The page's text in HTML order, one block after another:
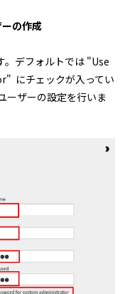
の作成
。デフォルトでは "Use
にチェックが入ってい
ーザーの設定を行いま